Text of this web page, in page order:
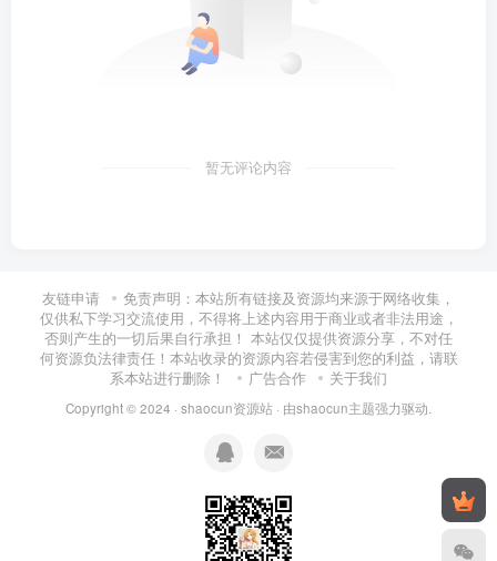
暂无评论内容
友链申请
免责声明：本站所有链接及资源均来源于网络收集，
仅供私下学习交流使用，不得将上述内容用于商业或者非法用途，
否则产生的一切后果自行承担！ 本站仅仅提供资源分享，不对任
何资源负法律责任！本站收录的资源内容若侵害到您的利益，请联
系本站进行删除！
广告合作 关于我们
Copyright © 2024 · shaocun资源站 · 由shaocun主题强力驱动.